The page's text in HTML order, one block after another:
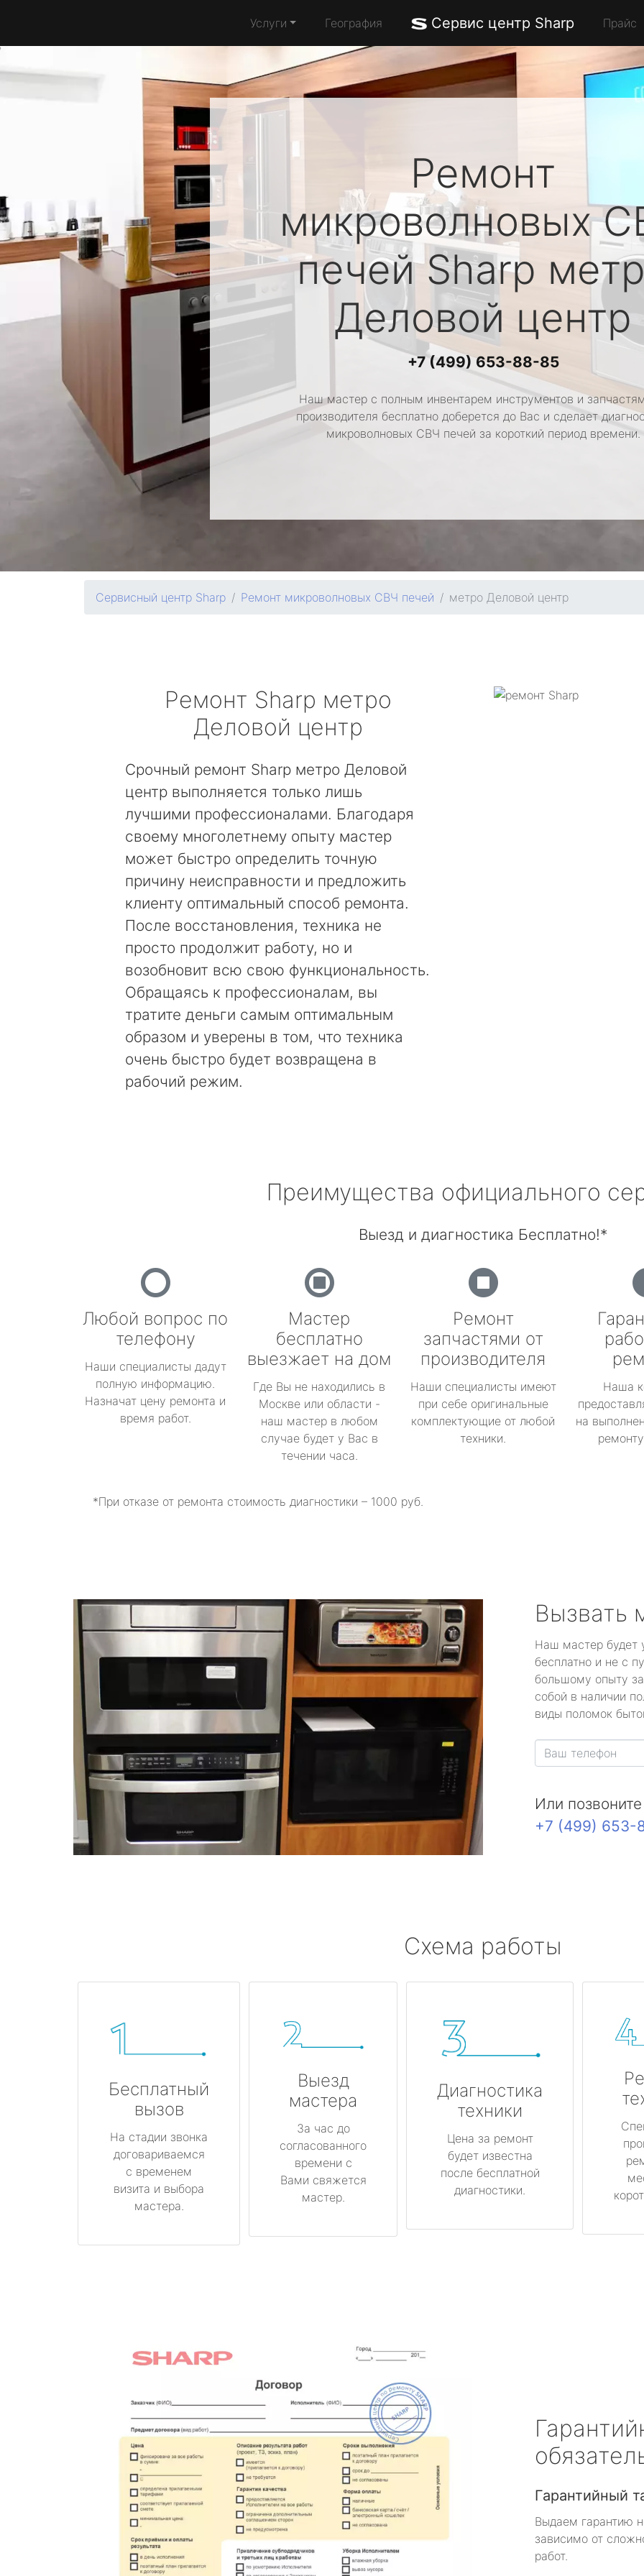
Услуги География Сервис центр Sharp Прайс
Ремонт
микроволновых
печейSharp
Деловой центр
+7 (499) 653-88-85
Наш мастер с полным инвентарем инструментов и
производителя бесплатно доберется до Вас и сделает
микроволновых СВЧ печей за короткий период времени.
Сервисный центр Sharp Ремонт микроволновых СВЧ печей метро Деловой центр
Ремонт Sharp метро
Деловой центр
Срочный ремонт Sharp метро Деловой
центр выполняется только лишь
лучшими профессионалами. Благодаря
своему многолетнему опыту мастер
может быстро определить точную
причину неисправности и предложить
клиенту оптимальный способ ремонта.
После восстановления, техника не
просто продолжит работу, но и
возобновит всю свою функциональность.
Обращаясь к профессионалам, вы
тратите деньги самым оптимальным
образом и уверены в том, что техника
очень быстро будет возвращена в
рабочий режим.
Преимущества официального
Выезд и диагностика Бесплатно!*
Любой вопрос по
телефону
Наши специалисты дадут
полную информацию.
Назначат цену ремонта и
время работ.
Мастер
бесплатно
выезжает на дом
Где Вы не находились в
Москве или области -
наш мастер в любом
случае будет у Вас в
течении часа.
Ремонт
запчастями от
производителя
Наши специалисты имеют
при себе оригинальные
комплектующие от любой
техники.
Наша
на
*При отказе от ремонта стоимость диагностики – 1000 руб.
Вызвать
Наш мастер будет
бесплатно и не с
большому опыту
собой в наличии
виды поломок
Или
+7 (499) 653-
Схема работы
Бесплатный
вызов
На стадии звонка
договариваемся
с временем
визита и выбора
мастера.
Выезд
мастера
За час до
согласованного
времени с
Вами свяжется
мастер.
Диагностика
техники
Цена за ремонт
будет известна
после бесплатной
диагностики.
Гарантийный
Выдаем гарантию
зависимо от
работ.